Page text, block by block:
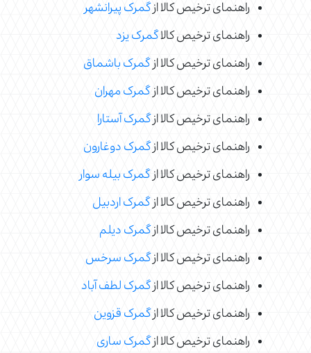
راهنمای ترخیص کالا ازگمرک پیرانشهر
راهنمای ترخیص کالاگمرک یزد
راهنمای ترخیص کالا ازگمرک باشماق
راهنمای ترخیص کالا ازگمرک مهران
راهنمای ترخیص کالا ازگمرک آستارا
راهنمای ترخیص کالا ازگمرک دوغارون
راهنمای ترخیص کالا ازگمرک بیله سوار
راهنمای ترخیص کالا ازگمرک اردبیل
راهنمای ترخیص کالا ازگمرک دیلم
راهنمای ترخیص کالا ازگمرک سرخس
راهنمای ترخیص کالا ازگمرک لطف آباد
راهنمای ترخیص کالا ازگمرک قزوین
راهنمای ترخیص کالا ازگمرک ساری